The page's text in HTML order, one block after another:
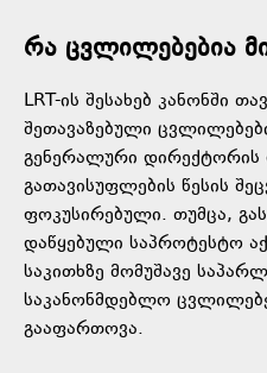
რა ცვლილებებია
LRT-ის შესახებ კანონში
შეთავაზებული
გენერალური დირექტორის
გათავისუფლების წესის
ფოკუსირებული. თუმცა,
დაწყებული საპროტესტო
საკითხზე მომუშავე
საკანონმდებლო
გააფართოვა.